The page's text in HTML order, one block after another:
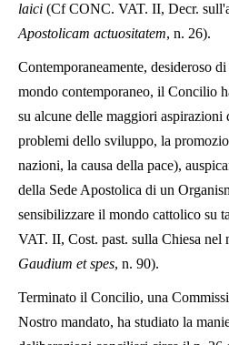
laici (Cf CONC. VAT. II, Decr.
Apostolicam actuositatem, n. 26).
Contemporaneamente, desideroso
mondo contemporaneo, il Concilio
su alcune delle maggiori aspirazioni
problemi dello sviluppo, la
nazioni, la causa della pace),
della Sede Apostolica di un
sensibilizzare il mondo cattolico su
VAT. II, Cost. past. sulla Chiesa nel
Gaudium et spes, n. 90).
Terminato il Concilio, una
Nostro mandato, ha studiato la